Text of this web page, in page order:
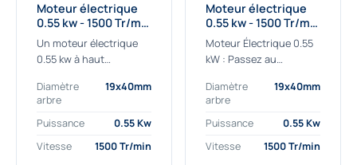
Moteur électrique
0.55 kw - 1500 Tr/min
- 230/400V - IE2
Un moteur électrique
0.55 kw à haut
applications les plus
exigeantes.
Notre moteur électrique
0.55 kw de référence
AGM2EL 80 M 4a...
Diamètre
arbre
19x40mm
Puissance
0.55 Kw
Vitesse
1500 Tr/min
Moteur électrique
0.55 kw - 1500 Tr/min
- 230/400V -
Rendement IE4
Moteur Électrique 0.55
kW : Passez au
Découvrez notre
moteur électrique 0.55
kW de nouvelle
génération, conçu pour
les...
Diamètre
arbre
19x40mm
Puissance
0.55 Kw
Vitesse
1500 Tr/min